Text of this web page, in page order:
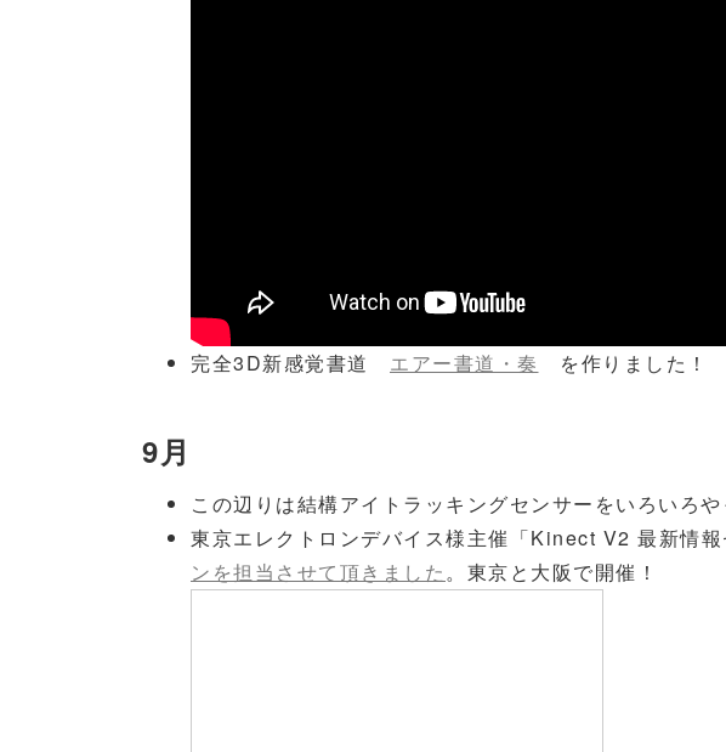
完全3D新感覚書道 エアー書道・奏 を作りました！
9月
この辺りは結構アイトラッキングセンサーをいろいろや
東京エレクトロンデバイス様主催「Kinect V2 最新情
ンを担当させて頂きました。東京と大阪で開催！